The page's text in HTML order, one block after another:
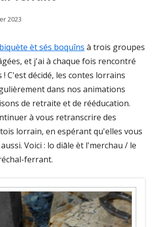
2023
èt sés boquîns à trois groupes
et j'ai à chaque fois rencontré
! C'est décidé, les contes lorrains
dans nos animations
de retraite et de rééducation.
à vous retranscrire des
lorrain, en espérant qu'elles vous
Voici : lo diāle èt l'merchau / le
ferrant.